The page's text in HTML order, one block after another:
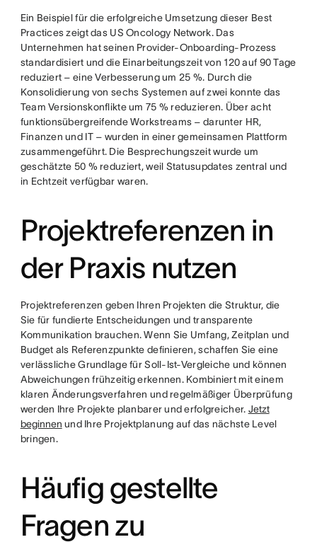
Ein Beispiel für die erfolgreiche Umsetzung dieser Best
Practices zeigt das US Oncology Network. Das
Unternehmen hat seinen Provider-Onboarding-Prozess
standardisiert und die Einarbeitungszeit von 120 auf 90 Tage
reduziert – eine Verbesserung um 25 %. Durch die
Konsolidierung von sechs Systemen auf zwei konnte das
Team Versionskonflikte um 75 % reduzieren. Über acht
funktionsübergreifende Workstreams – darunter HR,
Finanzen und IT – wurden in einer gemeinsamen Plattform
zusammengeführt. Die Besprechungszeit wurde um
geschätzte 50 % reduziert, weil Statusupdates zentral und
in Echtzeit verfügbar waren.
Projektreferenzen in
der Praxis nutzen
Projektreferenzen geben Ihren Projekten die Struktur, die
Sie für fundierte Entscheidungen und transparente
Kommunikation brauchen. Wenn Sie Umfang, Zeitplan und
Budget als Referenzpunkte definieren, schaffen Sie eine
verlässliche Grundlage für Soll-Ist-Vergleiche und können
Abweichungen frühzeitig erkennen. Kombiniert mit einem
klaren Änderungsverfahren und regelmäßiger Überprüfung
werden Ihre Projekte planbarer und erfolgreicher. Jetzt
beginnen und Ihre Projektplanung auf das nächste Level
bringen.
Häufig gestellte
Fragen zu